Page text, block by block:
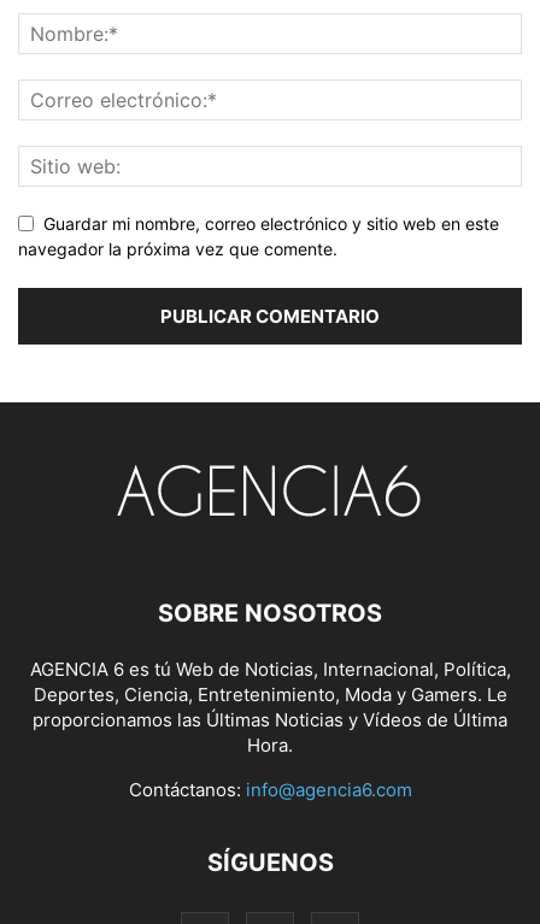
Guardar mi nombre, correo electrónico y sitio web en este
navegador la próxima vez que comente.
SOBRE NOSOTROS
AGENCIA 6 es tú Web de Noticias, Internacional, Política,
Deportes, Ciencia, Entretenimiento, Moda y Gamers. Le
proporcionamos las Últimas Noticias y Vídeos de Última
Hora.
Contáctanos: info@agencia6.com
SÍGUENOS